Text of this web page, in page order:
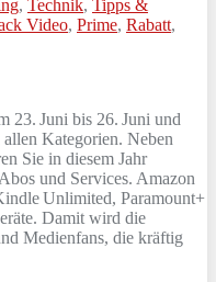
, Technik, Tipps &
Video, Prime, Rabatt,
23. Juni bis 26. Juni und
Kategorien. Neben
Sie in diesem Jahr
und Services. Amazon
Unlimited, Paramount+
Damit wird die
Medienfans, die kräftig